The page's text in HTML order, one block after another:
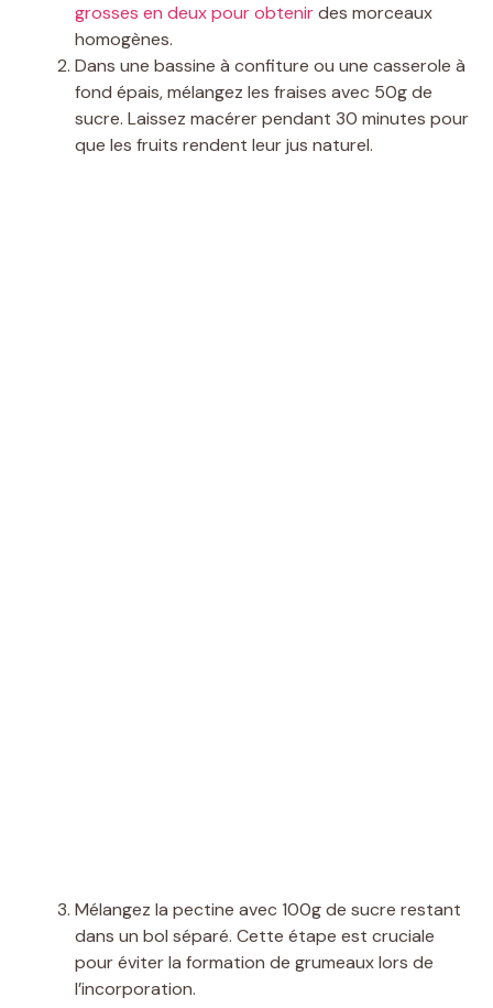
grosses en deux pour obtenirdes morceaux
homogènes.
Dans une bassine à confiture ou une casserole à
fond épais, mélangez les fraises avec 50g de
sucre. Laissez macérer pendant 30 minutes pour
que les fruits rendent leur jus naturel.
Mélangez la pectine avec 100g de sucre restant
dans un bol séparé. Cette étape est cruciale
pour éviter la formation de grumeaux lors de
l’incorporation.